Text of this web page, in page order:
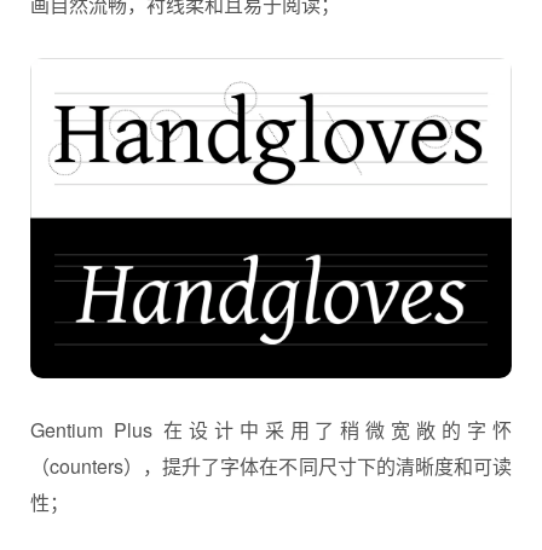
Gentium Plus 在设计中采用了稍微宽敞的字怀
（counters），提升了字体在不同尺寸下的清晰度和可读
性；